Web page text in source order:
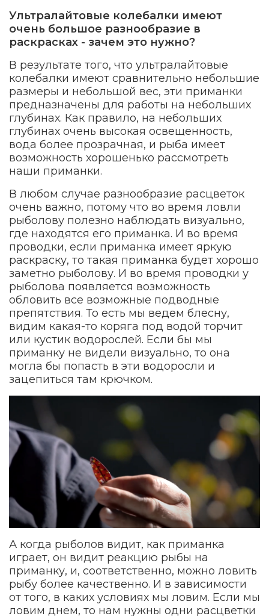
Ультралайтовые колебалки имеют
очень большое разнообразие в
раскрасках - зачем это нужно?
В результате того, что ультралайтовые
колебалки имеют сравнительно небольшие
размеры и небольшой вес, эти приманки
предназначены для работы на небольших
глубинах. Как правило, на небольших
глубинах очень высокая освещенность,
вода более прозрачная, и рыба имеет
возможность хорошенько рассмотреть
наши приманки.
В любом случае разнообразие расцветок
очень важно, потому что во время ловли
рыболову полезно наблюдать визуально,
где находятся его приманка. И во время
проводки, если приманка имеет яркую
раскраску, то такая приманка будет хорошо
заметно рыболову. И во время проводки у
рыболова появляется возможность
обловить все возможные подводные
препятствия. То есть мы ведем блесну,
видим какая-то коряга под водой торчит
или кустик водорослей. Если бы мы
приманку не видели визуально, то она
могла бы попасть в эти водоросли и
зацепиться там крючком.
А когда рыболов видит, как приманка
играет, он видит реакцию рыбы на
приманку, и, соответственно, можно ловить
рыбу более качественно. И в зависимости
от того, в каких условиях мы ловим. Если мы
ловим днем, то нам нужны одни расцветки